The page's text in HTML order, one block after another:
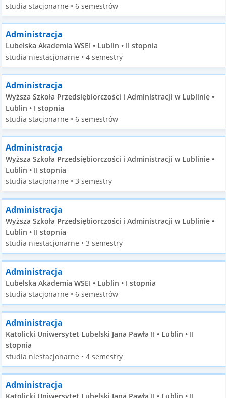
studia stacjonarne • 6 semestrów
Administracja
Lubelska Akademia WSEI • Lublin • II stopnia
studia niestacjonarne • 4 semestry
Administracja
Wyższa Szkoła Przedsiębiorczości i Administracji w Lublinie •
Lublin • I stopnia
studia stacjonarne • 6 semestrów
Administracja
Wyższa Szkoła Przedsiębiorczości i Administracji w Lublinie •
Lublin • II stopnia
studia stacjonarne • 3 semestry
Administracja
Wyższa Szkoła Przedsiębiorczości i Administracji w Lublinie •
Lublin • II stopnia
studia niestacjonarne • 3 semestry
Administracja
Lubelska Akademia WSEI • Lublin • I stopnia
studia stacjonarne • 6 semestrów
Administracja
Katolicki Uniwersytet Lubelski Jana Pawła II • Lublin • II
stopnia
studia niestacjonarne • 4 semestry
Administracja